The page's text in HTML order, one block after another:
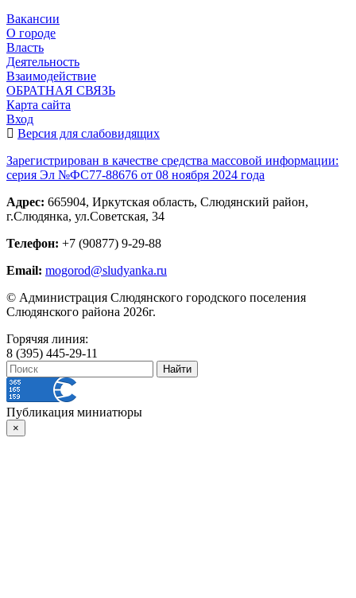
Вакансии
О городе
Власть
Деятельность
Взаимодействие
ОБРАТНАЯ СВЯЗЬ
Карта сайта
Вход
Версия для слабовидящих
Зарегистрирован в качестве средства массовой информации:
серия Эл №ФС77-88676 от 08 ноября 2024 года
Адрес: 665904, Иркутская область, Слюдянский район,
г.Слюдянка, ул.Советская, 34
Телефон: +7 (90877) 9-29-88
Email: mogorod@sludyanka.ru
© Администрация Слюдянского городского поселения
Слюдянского района 2026г.
Горячяя линия:
8 (395) 445-29-11
Публикация миниатюры
×